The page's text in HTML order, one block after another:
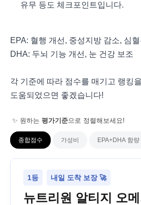
유무 등도 체크포인트입니다.
EPA: 혈행 개선, 중성지방 감소, 심혈
DHA: 두뇌 기능 개선, 눈 건강 보조
각 기준에 따라 점수를 매기고 랭킹
도움되었으면 좋겠습니다!
✨ 원하는 평가기준으로 정렬해보세요!
종합점수 가성비 EPA+DHA 함량
1등 내일 도착 보장 🚀
뉴트리원 알티지 오